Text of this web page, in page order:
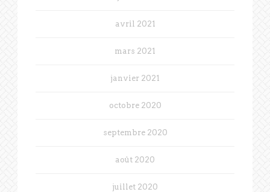
avril 2021
mars 2021
janvier 2021
octobre 2020
septembre 2020
août 2020
juillet 2020